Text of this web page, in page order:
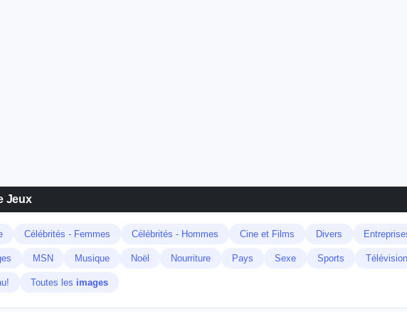
Jeux
Célébrités - Femmes Célébrités - Hommes Cine et Films Divers
MSN Musique Noël Nourriture Pays Sexe Sports Télévision
Toutes les images